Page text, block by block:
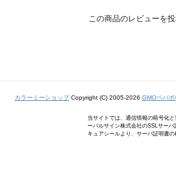
この商品のレビューを
カラーミーショップCopyright (C) 2005-2026 GMOペパ
当サイトでは、通信情報の暗号化
ーバルサイン株式会社のSSLサー
キュアシールより、サーバ証明書の